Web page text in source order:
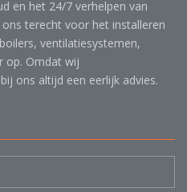
en het 24/7 verhelpen van
terecht voor het installeren
ventilatiesystemen,
op. Omdat wij
ons altijd een eerlijk advies.